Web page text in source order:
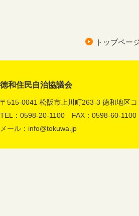
トップペー
徳和住民自治協議会
〒515-0041 松阪市上川町263-3 徳和地区
TEL：0598-20-1100 FAX：0598-60-1100
メール： info@tokuwa.jp